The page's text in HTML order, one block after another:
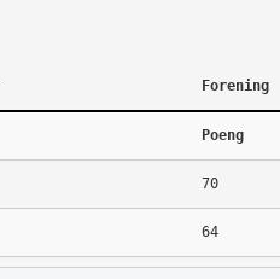
Forening
Poeng
70
64